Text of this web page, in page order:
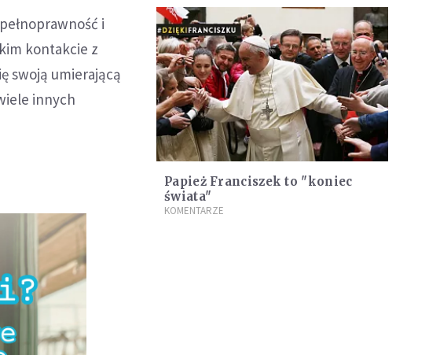
i
kontakcie z
swoją umierającą
innych
Papież Franciszek to "koniec
świata"
KOMENTARZE